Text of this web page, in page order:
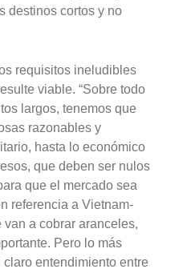
destinos cortos y no
requisitos ineludibles
viable. “Sobre todo
largos, tenemos que
razonables y
hasta lo económico
que deben ser nulos
que el mercado sea
referencia a Vietnam-
a cobrar aranceles,
Pero lo más
entendimiento entre